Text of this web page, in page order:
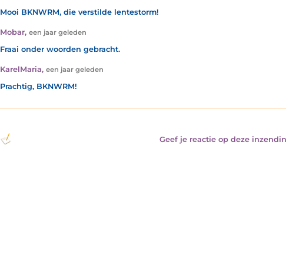
Mooi BKNWRM, die verstilde lentestorm!
Mobar, een jaar geleden
Fraai onder woorden gebracht.
KarelMaria, een jaar geleden
Prachtig, BKNWRM!
Geef je reactie op deze